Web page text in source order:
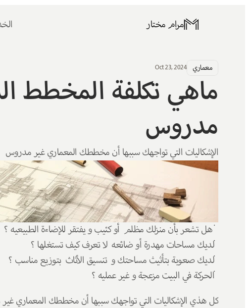
مرام مختار
Oct 23, 2024 معماري
مدروس
الإشكاليات التي تواجهك سببها أن مخططك المعماري غير مدروس
هل تشعر بأن منزلك مظلم  أو كئيب و يفتقر للإضاءة الطبيعيه ؟
لديك مساحات مهدرة أو ضائعه  لا تعرف كيف تستغلها ؟
لديك صعوبة بتأثيث مساحتك و  تنسيق الأثاث  بتوزيع مناسب ؟
الحركة في البيت مزعجة و غير عمليه ؟
كل هذي الإشكاليات التي تواجهك سببها أن مخططك المعماري